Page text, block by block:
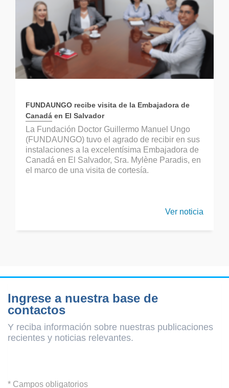
FUNDAUNGO recibe visita de la Embajadora de
Canadá en El Salvador
La Fundación Doctor Guillermo Manuel Ungo
(FUNDAUNGO) tuvo el agrado de recibir en sus
instalaciones a la excelentísima Embajadora de
Canadá en El Salvador, Sra. Mylène Paradis, en
el marco de una visita de cortesía.
Ver noticia
Ingrese a nuestra base de
contactos
Y reciba información sobre nuestras publicaciones
recientes y noticias relevantes.
* Campos obligatorios